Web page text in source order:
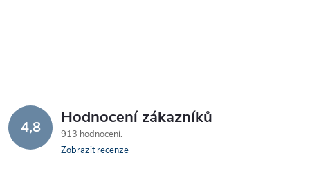
l
d
a
4,8 Hodnocení zákazníků
913 hodnocení
Zobrazit recenze